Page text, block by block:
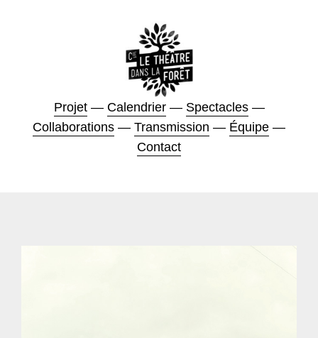
Projet— Calendrier— Spectacles—
Collaborations — Transmission — Équipe —
Contact